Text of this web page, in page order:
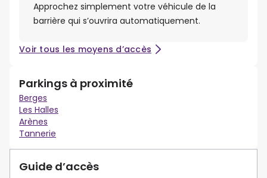
Approchez simplement votre véhicule de la
barrière qui s’ouvrira automatiquement.
Voir tous les moyens d’accès
Parkings à proximité
Berges
Les Halles
Arènes
Tannerie
Guide d’accès